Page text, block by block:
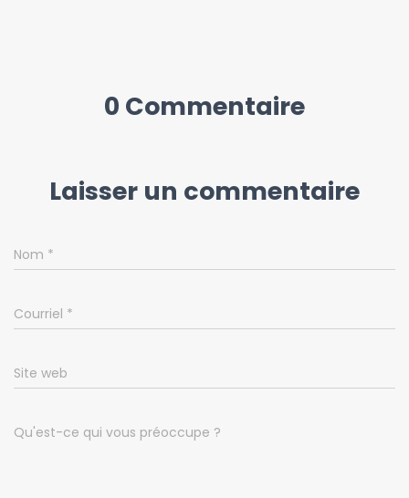
0 Commentaire
Laisser un commentaire
Nom *
Courriel *
Site web
Qu'est-ce qui vous préoccupe ?